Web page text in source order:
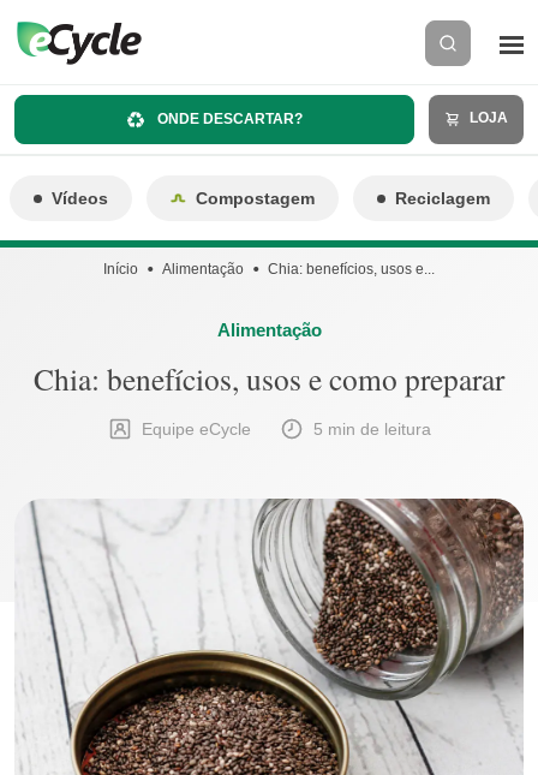
ONDE DESCARTAR? LOJA
Vídeos Compostagem Reciclagem
Início Alimentação Chia: benefícios, usos e...
Alimentação
Chia: benefícios, usos e como preparar
Equipe eCycle 5 min de leitura